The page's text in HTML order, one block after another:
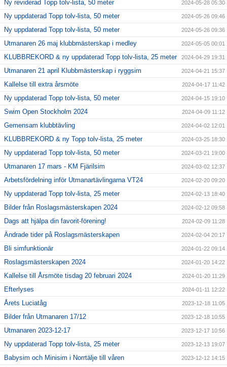
Ny reviderad Topp tolv-lista, 50 meter 2024-05-28 05:30
Ny uppdaterad Topp tolv-lista, 50 meter 2024-05-26 09:46
Ny uppdaterad Topp tolv-lista, 50 meter 2024-05-26 09:36
Utmanaren 26 maj klubbmästerskap i medley 2024-05-05 00:01
KLUBBREKORD & ny uppdaterad Topp tolv-lista, 25 meter 2024-04-29 19:31
Utmanaren 21 april Klubbmästerskap i ryggsim 2024-04-21 15:37
Kallelse till extra årsmöte 2024-04-17 11:42
Ny uppdaterad Topp tolv-lista, 50 meter 2024-04-15 19:10
Swim Open Stockholm 2024 2024-04-09 11:12
Gemensam klubbtävling 2024-04-02 12:01
KLUBBREKORD & ny Topp tolv-lista, 25 meter 2024-03-25 18:30
Ny uppdaterad Topp tolv-lista, 50 meter 2024-03-21 19:00
Utmanaren 17 mars - KM Fjärilsim 2024-03-02 12:37
Arbetsfördelning inför Utmanartävlingarna VT24 2024-02-20 09:20
Ny uppdaterad Topp tolv-lista, 25 meter 2024-02-13 18:40
Bilder från Roslagsmästerskapen 2024 2024-02-12 09:58
Dags att hjälpa din favorit-förening! 2024-02-09 11:28
Ändrade tider på Roslagsmästerskapen 2024-02-04 20:17
Bli simfunktionär 2024-01-22 09:14
Roslagsmästerskapen 2024 2024-01-20 14:22
Kallelse till Årsmöte tisdag 20 februari 2024 2024-01-20 11:29
Efterlyses 2024-01-11 12:22
Årets Luciatåg 2023-12-18 11:05
Bilder från Utmanaren 17/12 2023-12-18 10:55
Utmanaren 2023-12-17 2023-12-17 10:56
Ny uppdaterad Topp tolv-lista, 25 meter 2023-12-13 19:07
Babysim och Minisim i Norrtälje till våren 2023-12-12 14:15